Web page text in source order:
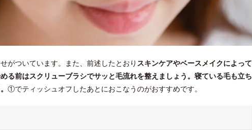
がついています。また、前述したとおり スキンケアやベースメイクによって
る前はスクリューブラシでサッと毛流れを整えましょう。寝ている毛も立ち
①でティッシュオフしたあとにおこなうのがおすすめです。